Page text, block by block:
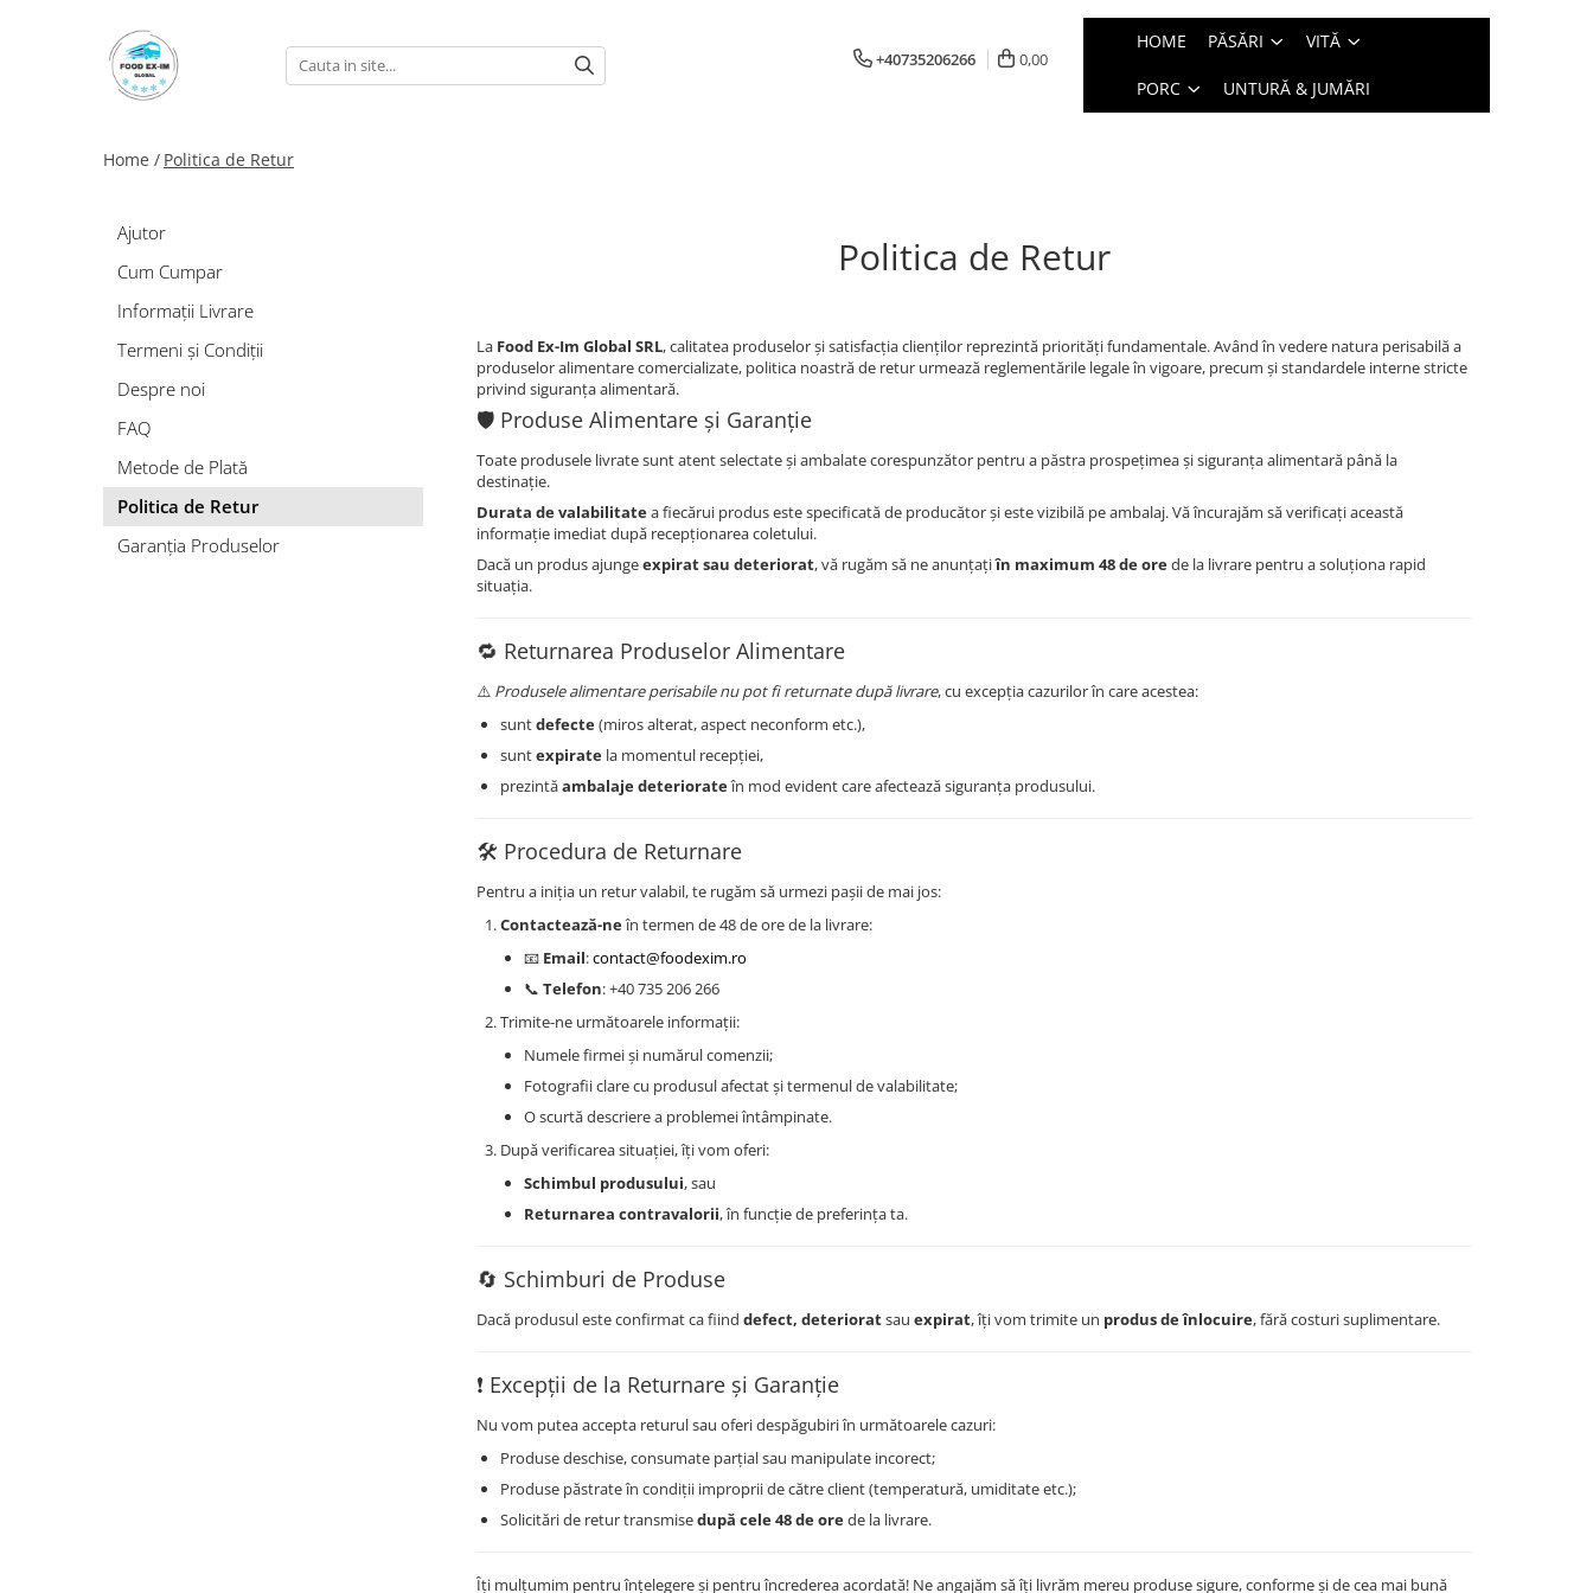
Primafarm Selection
+40735206266 0,00
HOME PĂSĂRI VITĂ
PORC UNTURĂ & JUMĂRI
Home / Politica de Retur
Politica de Retur
La Food Ex-Im Global SRL, calitatea produselor și satisfacția clienților reprezintă priorități fundamentale. Având în vedere natura perisabilă a
produselor alimentare comercializate, politica noastră de retur urmează reglementările legale în vigoare, precum și standardele interne stricte
privind siguranța alimentară.
🛡️ Produse Alimentare și Garanție
Toate produsele livrate sunt atent selectate și ambalate corespunzător pentru a păstra prospețimea și siguranța alimentară până la
destinație.
Durata de valabilitatea fiecărui produs este specificată de producător și este vizibilă pe ambalaj. Vă încurajăm să verificați această
informație imediat după recepționarea coletului.
Dacă un produs ajungeexpirat sau deteriorat, vă rugăm să ne anunțațiîn maximum 48 de orede la livrare pentru a soluționa rapid
situația.
🔁 Returnarea Produselor Alimentare
⚠️ Produsele alimentare perisabile nu pot fi returnate după livrare, cu excepția cazurilor în care acestea:
suntdefecte(miros alterat, aspect neconform etc.),
suntexpirate la momentul recepției,
prezintăambalaje deteriorateîn mod evident care afectează siguranța produsului.
🛠️ Procedura de Returnare
Pentru a iniția un retur valabil, te rugăm să urmezi pașii de mai jos:
Contactează-neîn termen de 48 de ore de la livrare:
📧 Email:contact@foodexim.ro
📞 Telefon: +40 735 206 266
Trimite-ne următoarele informații:
Numele firmei și numărul comenzii;
Fotografii clare cu produsul afectat și termenul de valabilitate;
O scurtă descriere a problemei întâmpinate.
După verificarea situației, îți vom oferi:
Schimbul produsului, sau
Returnarea contravalorii, în funcție de preferința ta.
🔄 Schimburi de Produse
Dacă produsul este confirmat ca fiind defect, deterioratsau expirat, îți vom trimite un produs de înlocuire, fără costuri suplimentare.
❗ Excepții de la Returnare și Garanție
Nu vom putea accepta returul sau oferi despăgubiri în următoarele cazuri:
Produse deschise, consumate parțial sau manipulate incorect;
Produse păstrate în condiții improprii de către client (temperatură, umiditate etc.);
Solicitări de retur transmisedupă cele 48 de orede la livrare.
Îți mulțumim pentru înțelegere și pentru încrederea acordată! Ne angajăm să îți livrăm mereu produse sigure, conforme și de cea mai bună
Ajutor
Cum Cumpar
Informații Livrare
Termeni și Condiții
Despre noi
FAQ
Metode de Plată
Politica de Retur
Garanția Produselor